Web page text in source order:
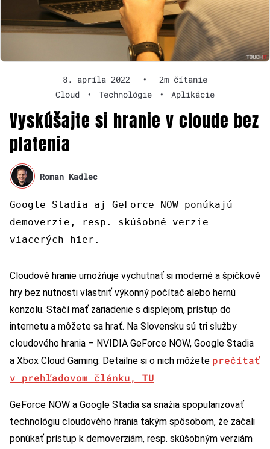
8. apríla 2022 •
2m čítanie
Cloud
• Technológie • Aplikácie
Vyskúšajte si hranie v cloude bez
platenia
Roman Kadlec
Google Stadia aj GeForce NOW ponúkajú
demoverzie, resp. skúšobné verzie
viacerých hier.
Cloudové hranie umožňuje vychutnať si moderné a špičkové
hry bez nutnosti vlastniť výkonný počítač alebo hernú
konzolu. Stačí mať zariadenie s displejom, prístup do
internetu a môžete sa hrať. Na Slovensku sú tri služby
cloudového hrania – NVIDIA GeForce NOW, Google Stadia
a Xbox Cloud Gaming. Detailne si o nich môžete prečítať
v prehľadovom článku, TU.
GeForce NOW a Google Stadia sa snažia spopularizovať
technológiu cloudového hrania takým spôsobom, že začali
ponúkať prístup k demoverziám, resp. skúšobným verziám